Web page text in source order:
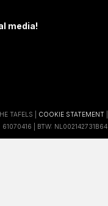
media!
TAFELS | COOKIE STATEMENT
61070416 | BTW: NL002142731B64